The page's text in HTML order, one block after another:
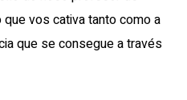
vos cativa tanto como a
que se consegue a través